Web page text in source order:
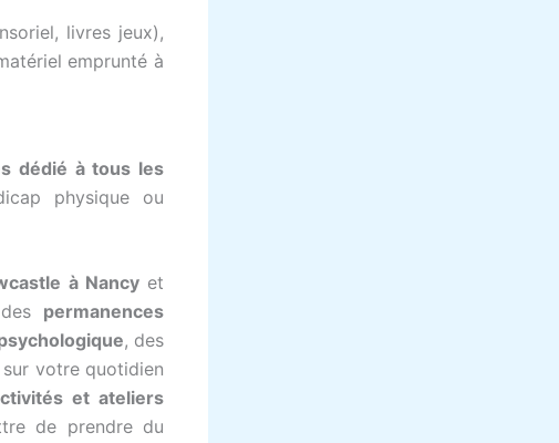
livres jeux),
emprunté à
dédié à tous les
physique ou
à Nancyet
permanences
, des
votre quotidien
et ateliers
de prendre du